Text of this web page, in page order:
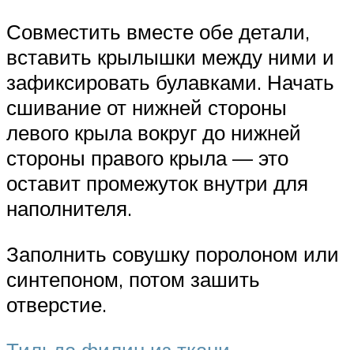
Совместить вместе обе детали,
вставить крылышки между ними и
зафиксировать булавками. Начать
сшивание от нижней стороны
левого крыла вокруг до нижней
стороны правого крыла — это
оставит промежуток внутри для
наполнителя.
Заполнить совушку поролоном или
синтепоном, потом зашить
отверстие.